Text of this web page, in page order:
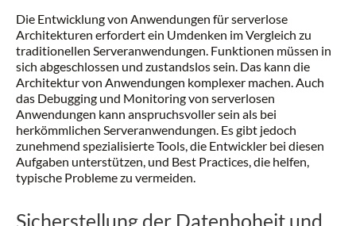
Die Entwicklung von Anwendungen für serverlose
Architekturen erfordert ein Umdenken im Vergleich zu
traditionellen Serveranwendungen. Funktionen müssen in
sich abgeschlossen und zustandslos sein. Das kann die
Architektur von Anwendungen komplexer machen. Auch
das Debugging und Monitoring von serverlosen
Anwendungen kann anspruchsvoller sein als bei
herkömmlichen Serveranwendungen. Es gibt jedoch
zunehmend spezialisierte Tools, die Entwickler bei diesen
Aufgaben unterstützen, und Best Practices, die helfen,
typische Probleme zu vermeiden.
Sicherstellung der Datenhoheit und